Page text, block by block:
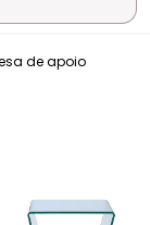
de apoio